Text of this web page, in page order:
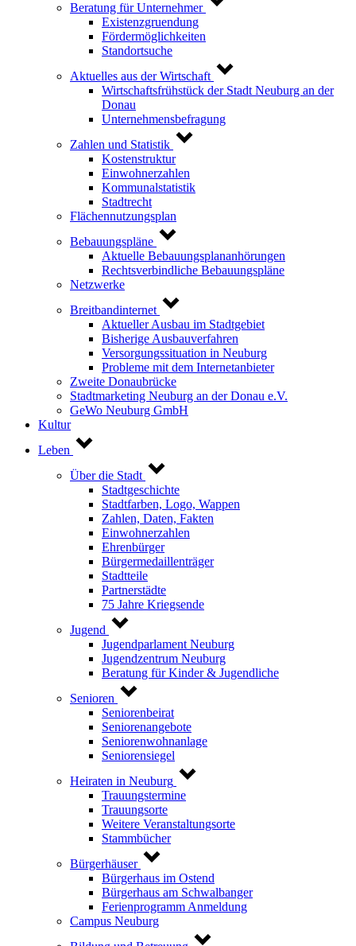
Beratung für Unternehmer
Existenzgruendung
Fördermöglichkeiten
Standortsuche
Aktuelles aus der Wirtschaft
Wirtschaftsfrühstück der Stadt Neuburg an der
Donau
Unternehmensbefragung
Zahlen und Statistik
Kostenstruktur
Einwohnerzahlen
Kommunalstatistik
Stadtrecht
Flächennutzungsplan
Bebauungspläne
Aktuelle Bebauungsplananhörungen
Rechtsverbindliche Bebauungspläne
Netzwerke
Breitbandinternet
Aktueller Ausbau im Stadtgebiet
Bisherige Ausbauverfahren
Versorgungssituation in Neuburg
Probleme mit dem Internetanbieter
Zweite Donaubrücke
Stadtmarketing Neuburg an der Donau e.V.
GeWo Neuburg GmbH
Kultur
Leben
Über die Stadt
Stadtgeschichte
Stadtfarben, Logo, Wappen
Zahlen, Daten, Fakten
Einwohnerzahlen
Ehrenbürger
Bürgermedaillenträger
Stadtteile
Partnerstädte
75 Jahre Kriegsende
Jugend
Jugendparlament Neuburg
Jugendzentrum Neuburg
Beratung für Kinder & Jugendliche
Senioren
Seniorenbeirat
Seniorenangebote
Seniorenwohnanlage
Seniorensiegel
Heiraten in Neuburg
Trauungstermine
Trauungsorte
Weitere Veranstaltungsorte
Stammbücher
Bürgerhäuser
Bürgerhaus im Ostend
Bürgerhaus am Schwalbanger
Ferienprogramm Anmeldung
Campus Neuburg